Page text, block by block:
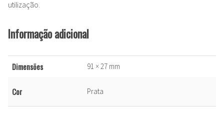
utilização.
Informação adicional
Dimensões 91 × 27 mm
Cor Prata